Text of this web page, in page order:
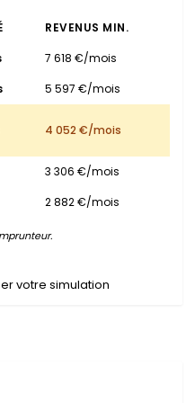
REVENUS MIN.
7 618 €/mois
5 597 €/mois
4 052 €/mois
3 306 €/mois
2 882 €/mois
votre simulation